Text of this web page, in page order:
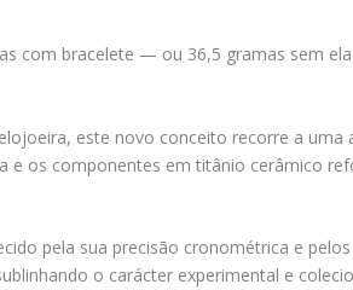
com bracelete — ou 36,5 gramas sem
este novo conceito recorre a uma
e os componentes em titânio cerâmico
pela sua precisão cronométrica e
o carácter experimental e